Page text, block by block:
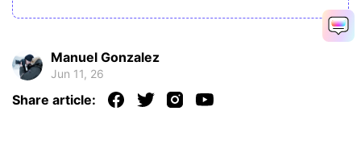
Manuel Gonzalez
Jun 11, 26
Share article: